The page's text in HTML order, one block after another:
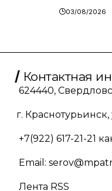
03/08/2026
Контактная
624440,
г. Краснотурьинск,
+7(922) 617-21-21
Email:
Лента RSS